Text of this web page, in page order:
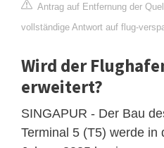
Antrag auf Entfernung der
vollständige Antwort auf flug-
Wird der
erweitert?
SINGAPUR - Der Bau
Terminal 5 (T5) werde in